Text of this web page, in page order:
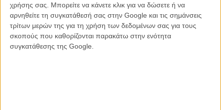
χρήσης σας. Μπορείτε να κάνετε κλικ για να δώσετε ή να
αρνηθείτε τη συγκατάθεσή σας στην Google και τις σημάνσεις
τρίτων μερών της για τη χρήση των δεδομένων σας για τους
σκοπούς που καθορίζονται παρακάτω στην ενότητα
συγκατάθεσης της Google.
CONNECT
Εγγράψου στο εβδομαδιαίο newsletter μας.